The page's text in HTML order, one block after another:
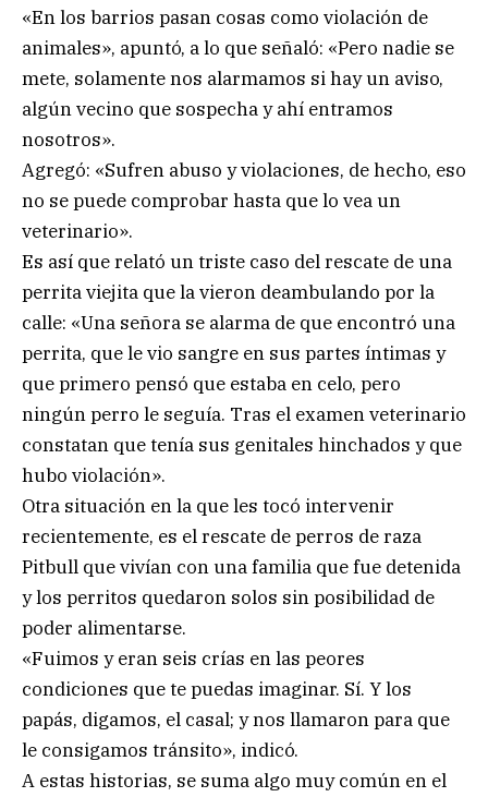
«En los barrios pasan cosas como violación de
animales», apuntó, a lo que señaló: «Pero nadie se
mete, solamente nos alarmamos si hay un aviso,
algún vecino que sospecha y ahí entramos
nosotros».
Agregó: «Sufren abuso y violaciones, de hecho, eso
no se puede comprobar hasta que lo vea un
veterinario».
Es así que relató un triste caso del rescate de una
perrita viejita que la vieron deambulando por la
calle: «Una señora se alarma de que encontró una
perrita, que le vio sangre en sus partes íntimas y
que primero pensó que estaba en celo, pero
ningún perro le seguía. Tras el examen veterinario
constatan que tenía sus genitales hinchados y que
hubo violación».
Otra situación en la que les tocó intervenir
recientemente, es el rescate de perros de raza
Pitbull que vivían con una familia que fue detenida
y los perritos quedaron solos sin posibilidad de
poder alimentarse.
«Fuimos y eran seis crías en las peores
condiciones que te puedas imaginar. Sí. Y los
papás, digamos, el casal; y nos llamaron para que
le consigamos tránsito», indicó.
A estas historias, se suma algo muy común en el